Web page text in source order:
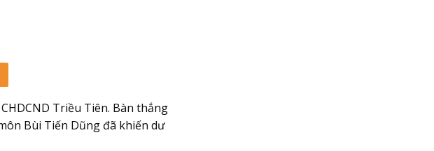
Triều Tiên. Bàn thắng
Bùi Tiến Dũng đã khiến dư